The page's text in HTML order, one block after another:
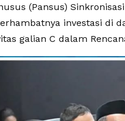
(Pansus)
investasi di
galian C dalam